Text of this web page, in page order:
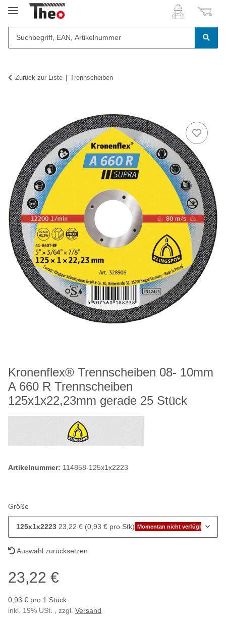
Zurück zur Liste Trennscheiben
Kronenflex® Trennscheiben 08- 10mm
A 660 R Trennscheiben
125x1x22,23mm gerade 25 Stück
Artikelnummer: 114858-125x1x2223
Größe
125x1x2223 23,22 € (0,93 € pro Stk) Momentan nicht verfügbar
Auswahl zurücksetzen
23,22 €
0,93 € pro 1 Stück
inkl. 19% USt. , zzgl. Versand